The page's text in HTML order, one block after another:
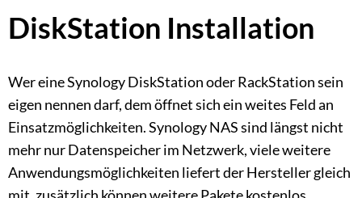
DiskStation Installation
Wer eine Synology DiskStation oder RackStation sein
eigen nennen darf, dem öffnet sich ein weites Feld an
Einsatzmöglichkeiten. Synology NAS sind längst nicht
mehr nur Datenspeicher im Netzwerk, viele weitere
Anwendungsmöglichkeiten liefert der Hersteller gleich